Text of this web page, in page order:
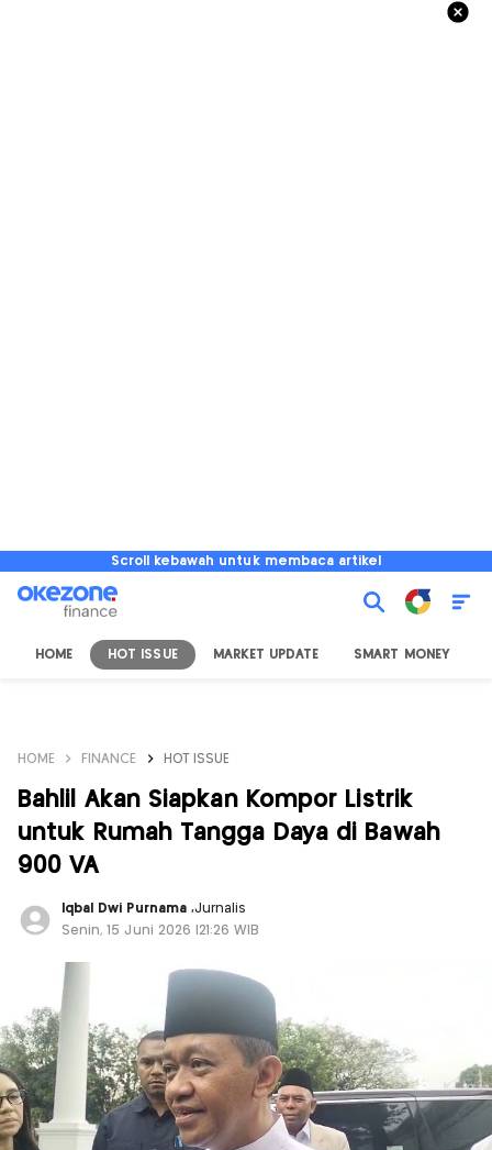
Scroll kebawah untuk membaca artikel
HOME HOT ISSUE MARKET UPDATE SMART MONEY
HOME FINANCE HOT ISSUE
Bahlil Akan Siapkan Kompor Listrik
untuk Rumah Tangga Daya di Bawah
900 VA
Iqbal Dwi Purnama ,Jurnalis
Senin, 15 Juni 2026 |21:26 WIB